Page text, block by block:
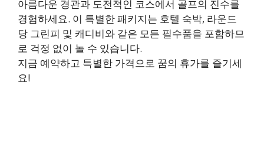
아름다운 경관과 도전적인 코스에서 골프의 진수를
경험하세요. 이 특별한 패키지는 호텔 숙박, 라운드
당 그린피 및 캐디비와 같은 모든 필수품을 포함하므
로 걱정 없이 놀 수 있습니다.
지금 예약하고 특별한 가격으로 꿈의 휴가를 즐기세
요!